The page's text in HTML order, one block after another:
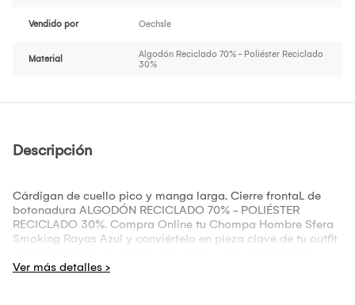
Vendido por Oechsle
Material
Algodón Reciclado 70% - Poliéster Reciclado
30%
Descripción
Cárdigan de cuello pico y manga larga. Cierre frontaL de
botonadura ALGODÓN RECICLADO 70% - POLIÉSTER
RECICLADO 30%. Compra Online tu Chompa Hombre Sfera
Smoking Rayas Azul y conviértelo en pieza clave de tu outfit